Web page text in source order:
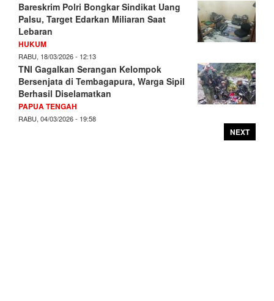
Bareskrim Polri Bongkar Sindikat Uang
Palsu, Target Edarkan Miliaran Saat
Lebaran
HUKUM
RABU, 18/03/2026 - 12:13
TNI Gagalkan Serangan Kelompok
Bersenjata di Tembagapura, Warga Sipil
Berhasil Diselamatkan
PAPUA TENGAH
RABU, 04/03/2026 - 19:58
NEXT